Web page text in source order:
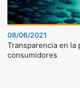
08/06/2021
Transparencia en la
consumidores